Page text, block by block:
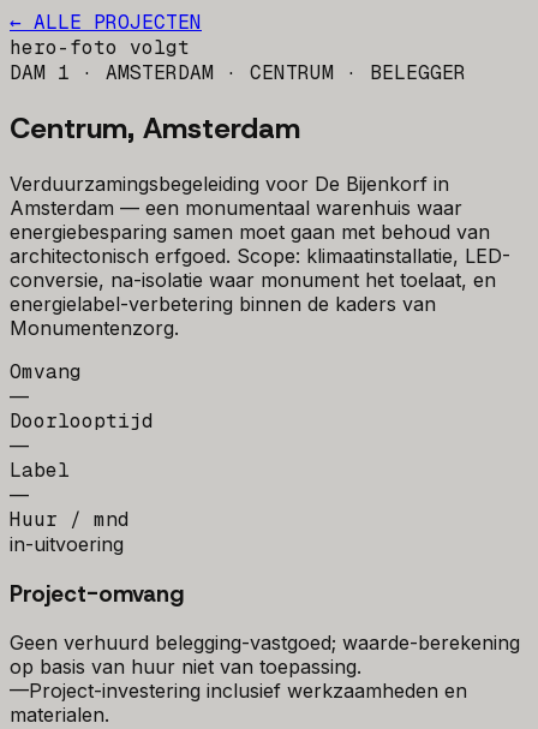
← ALLE PROJECTEN
hero-foto volgt
DAM 1 · AMSTERDAM · CENTRUM · BELEGGER
Centrum, Amsterdam
Verduurzamingsbegeleiding voor De Bijenkorf in
Amsterdam — een monumentaal warenhuis waar
energiebesparing samen moet gaan met behoud van
architectonisch erfgoed. Scope: klimaatinstallatie, LED-
conversie, na-isolatie waar monument het toelaat, en
energielabel-verbetering binnen de kaders van
Monumentenzorg.
Omvang
—
Doorlooptijd
—
Label
—
Huur / mnd
in-uitvoering
Project-omvang
Geen verhuurd belegging-vastgoed; waarde-berekening
op basis van huur niet van toepassing.
—Project-investering inclusief werkzaamheden en
materialen.